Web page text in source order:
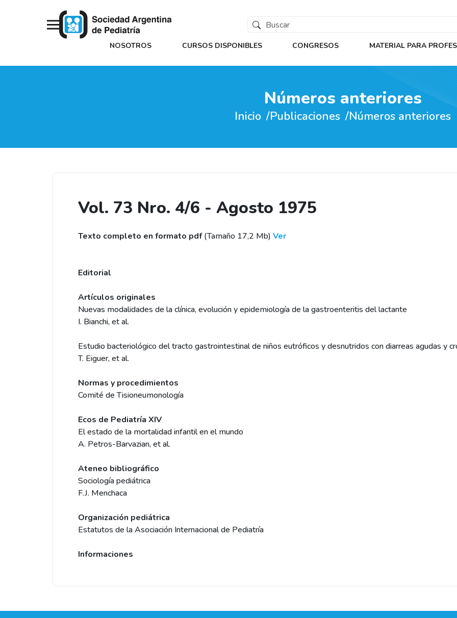
NOSOTROS CURSOS DISPONIBLES CONGRESOS MATERIAL PARA
Números anteriores
Inicio Publicaciones Números anteriores
Vol. 73 Nro. 4/6 - Agosto 1975
Texto completo en formato pdf(Tamaño 17,2 Mb) Ver
Editorial
Artículos originales
Nuevas modalidades de la clínica, evolución y epidemiología de la gastroenteritis del lactante
I. Bianchi, et al.
Estudio bacteriológico del tracto gastrointestinal de niños eutróficos y desnutridos con diarreas agudas y
T. Eiguer, et al.
Normas y procedimientos
Comité de Tisioneumonología
Ecos de Pediatría XIV
El estado de la mortalidad infantil en el mundo
A. Petros-Barvazian, et al.
Ateneo bibliográfico
Sociología pediátrica
F.J. Menchaca
Organización pediátrica
Estatutos de la Asociación Internacional de Pediatría
Informaciones